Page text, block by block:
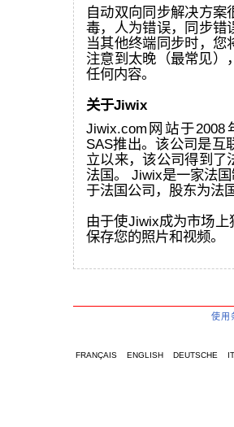
自动双向同步解决方案
毒，人为错误，同步错
当其他终端同步时，您
注意到太晚（最常见）
任何内容。
关于Jiwix
Jiwix.com网站于2008
SAS推出。该公司是互
立以来，该公司得到了
法国。 Jiwix是一家法
于法国公司，股东为法
由于使Jiwix成为市场
保存您的照片和视频。
使用
FRANÇAIS ENGLISH DEUTSCHE